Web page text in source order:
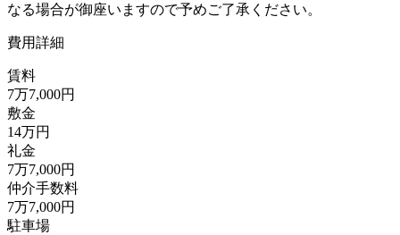
なる場合が御座いますので予めご了承ください。
費用詳細
賃料
7万7,000円
敷金
14万円
礼金
7万7,000円
仲介手数料
7万7,000円
駐車場